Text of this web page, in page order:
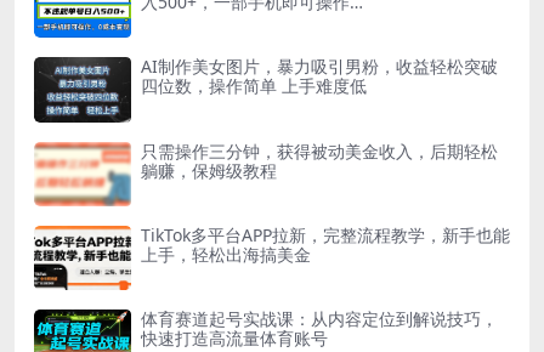
AI制作美女图片，暴力吸引男粉，收益轻松突破
四位数，操作简单 上手难度低
只需操作三分钟，获得被动美金收入，后期轻松
躺赚，保姆级教程
TikTok多平台APP拉新，完整流程教学，新手也能
上手，轻松出海搞美金
体育赛道起号实战课：从内容定位到解说技巧，
快速打造高流量体育账号